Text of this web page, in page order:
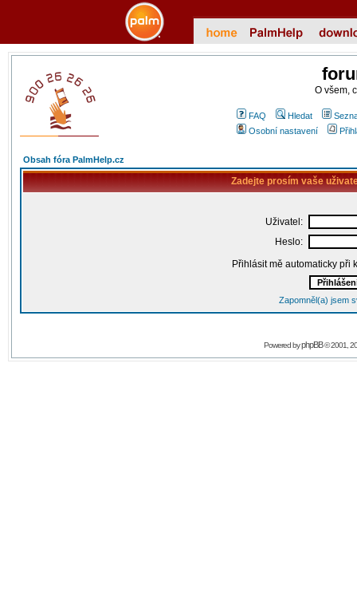
O všem,
FAQ Hledat
Osobní nastavení
Obsah fóra PalmHelp.cz
Zadejte prosím vaše
Uživatel:
Heslo:
Přihlásit mě automaticky při
Zapomněl(a) jsem
Powered byphpBB© 2001,